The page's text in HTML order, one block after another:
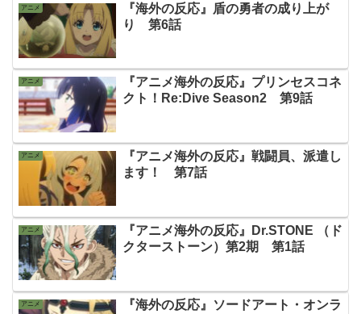
アニメ
『海外の反応』盾の勇者の成り上が
り 第6話
アニメ
『アニメ海外の反応』プリンセスコネ
クト！Re:Dive Season2 第9話
アニメ
『アニメ海外の反応』戦闘員、派遣し
ます！ 第7話
アニメ
『アニメ海外の反応』Dr.STONE （ド
クターストーン）第2期 第1話
アニメ
『海外の反応』ソードアート・オンラ